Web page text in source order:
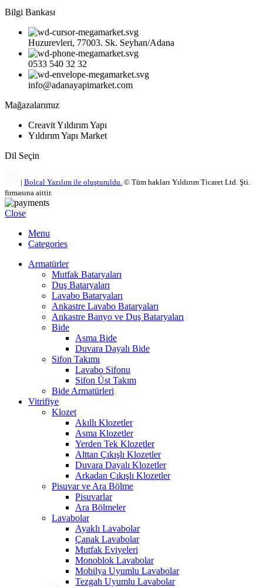
Bilgi Bankası
Huzurevleri, 77003. Sk. Seyhan/Adana
0533 540 32 32
info@adanayapimarket.com
Mağazalarımız
Creavit Yıldırım Yapı
Yıldırım Yapı Market
Dil Seçin
| Bolcal Yazılım ile oluşturuldu. © Tüm hakları Yıldırım Ticaret Ltd. Şti.
firmasına aittir.
Close
Menu
Categories
Armatürler
Mutfak Bataryaları
Duş Bataryaları
Lavabo Bataryaları
Ankastre Lavabo Bataryaları
Ankastre Banyo ve Duş Bataryaları
Bide
Asma Bide
Duvara Dayalı Bide
Sifon Takımı
Lavabo Sifonu
Sifon Üst Takım
Bide Armatürleri
Vitrifiye
Klozet
Akıllı Klozetler
Asma Klozetler
Yerden Tek Klozetler
Alttan Çıkışlı Klozetler
Duvara Dayalı Klozetler
Arkadan Çıkışlı Klozetler
Pisuvar ve Ara Bölme
Pisuvarlar
Ara Bölmeler
Lavabolar
Ayaklı Lavabolar
Çanak Lavabolar
Mutfak Eviyeleri
Monoblok Lavabolar
Mobilya Uyumlu Lavabolar
Tezgah Uyumlu Lavabolar